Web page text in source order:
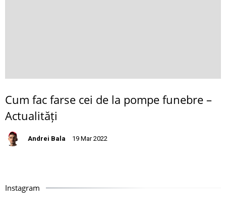
Cum fac farse cei de la pompe funebre –
Actualități
Andrei Bala 19 Mar 2022
Instagram